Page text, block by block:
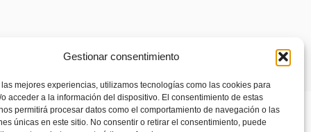
Gestionar consentimiento
mejores experiencias, utilizamos tecnologías como las cookies para
acceder a la información del dispositivo. El consentimiento de estas
permitirá procesar datos como el comportamiento de navegación o las
únicas en este sitio. No consentir o retirar el consentimiento, puede